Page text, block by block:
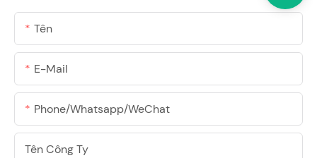
Tên
E-Mail
Phone/Whatsapp/WeChat
Tên Công Ty